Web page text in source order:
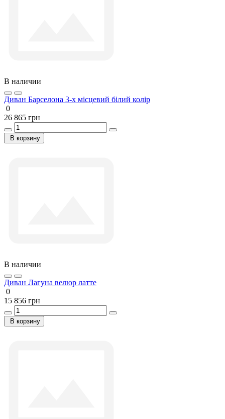
В наличии
Диван Барселона 3-х місцевий білий колір
0
26 865 грн
В корзину
В наличии
Диван Лагуна велюр латте
0
15 856 грн
В корзину